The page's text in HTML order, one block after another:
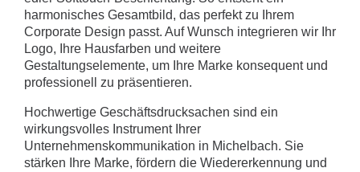
harmonisches Gesamtbild, das perfekt zu Ihrem
Corporate Design passt. Auf Wunsch integrieren wir Ihr
Logo, Ihre Hausfarben und weitere
Gestaltungselemente, um Ihre Marke konsequent und
professionell zu präsentieren.
Hochwertige Geschäftsdrucksachen sind ein
wirkungsvolles Instrument Ihrer
Unternehmenskommunikation in Michelbach. Sie
stärken Ihre Marke, fördern die Wiedererkennung und